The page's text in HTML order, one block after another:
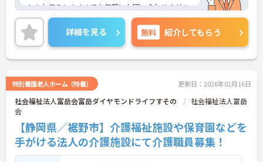
トをお伝えしますのでお気軽にお問い合わせくださ
いませ。
詳細を見る 無料 紹介してもらう
特別養護老人ホーム（特養） 更新日：2026年02月16日
社会福祉法人富岳会富岳ダイヤモンドライフすその
社会福祉法人富岳
会
【静岡県／裾野市】介護福祉施設や保育園などを
手がける法人の介護施設にて介護職員募集！